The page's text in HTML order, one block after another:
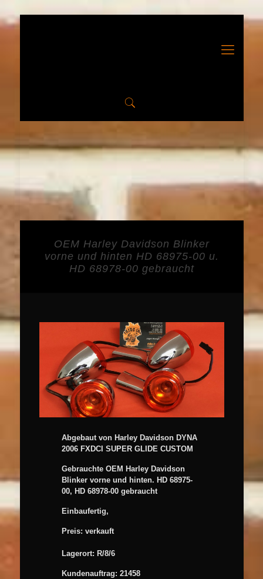
OEM Harley Davidson Blinker
vorne und hinten HD 68975-00 u.
HD 68978-00 gebraucht
Abgebaut von Harley Davidson DYNA
2006 FXDCI SUPER GLIDE CUSTOM
Gebrauchte OEM Harley Davidson
Blinker vorne und hinten. HD 68975-
00, HD 68978-00 gebraucht
Einbaufertig,
Preis: verkauft
Lagerort: R/8/6
Kundenauftrag: 21458